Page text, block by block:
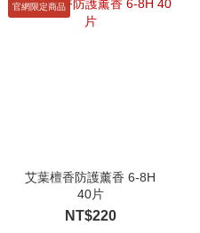
官網限定商品
艾葉檀香防護薰香 6-8H
40片
NT$220